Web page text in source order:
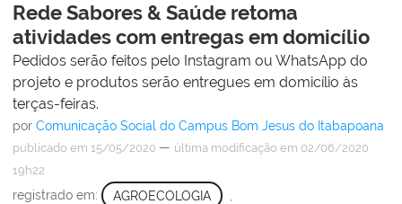
Rede Sabores & Saúde retoma
atividades com entregas em domicílio
Pedidos serão feitos pelo Instagram ou WhatsApp do
projeto e produtos serão entregues em domicílio às
terças-feiras.
por Comunicação Social do Campus Bom Jesus do Itabapoana
publicado em 15/05/2020 — última modificação em 02/06/2020
19h22
registrado em: AGROECOLOGIA